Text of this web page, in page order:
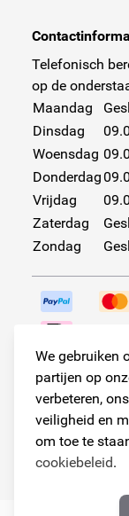
We gebruiken
partijen op
verbeteren,
veiligheid en
om toe te
cookiebeleid.
Telefonisch
op de
Maandag
Dinsdag
Woensdag
Donderdag
Vrijdag
Zaterdag
Zondag